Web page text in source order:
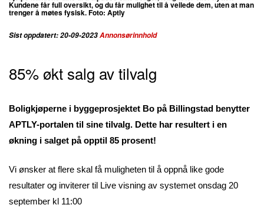
Kundene får full oversikt, og du får mulighet til å veilede dem, uten at man
trenger å møtes fysisk. Foto: Aptly
Sist oppdatert: 20-09-2023Annonsørinnhold
85% økt salg av tilvalg
Boligkjøperne i byggeprosjektet Bo på Billingstad benytter
APTLY-portalen til sine tilvalg. Dette har resultert i en
økning i salget på opptil 85 prosent!
Vi ønsker at flere skal få muligheten til å oppnå like gode
resultater og inviterer til Live visning av systemet onsdag 20
september kl 11:00